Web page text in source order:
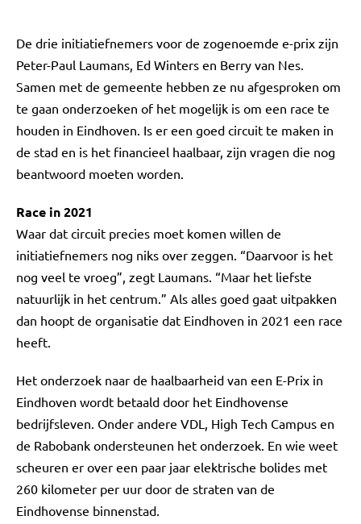
De drie initiatiefnemers voor de zogenoemde e-prix zijn
Peter-Paul Laumans, Ed Winters en Berry van Nes.
Samen met de gemeente hebben ze nu afgesproken om
te gaan onderzoeken of het mogelijk is om een race te
houden in Eindhoven. Is er een goed circuit te maken in
de stad en is het financieel haalbaar, zijn vragen die nog
beantwoord moeten worden.
Race in 2021
Waar dat circuit precies moet komen willen de
initiatiefnemers nog niks over zeggen. “Daarvoor is het
nog veel te vroeg”, zegt Laumans. “Maar het liefste
natuurlijk in het centrum.” Als alles goed gaat uitpakken
dan hoopt de organisatie dat Eindhoven in 2021 een race
heeft.
Het onderzoek naar de haalbaarheid van een E-Prix in
Eindhoven wordt betaald door het Eindhovense
bedrijfsleven. Onder andere VDL, High Tech Campus en
de Rabobank ondersteunen het onderzoek. En wie weet
scheuren er over een paar jaar elektrische bolides met
260 kilometer per uur door de straten van de
Eindhovense binnenstad.